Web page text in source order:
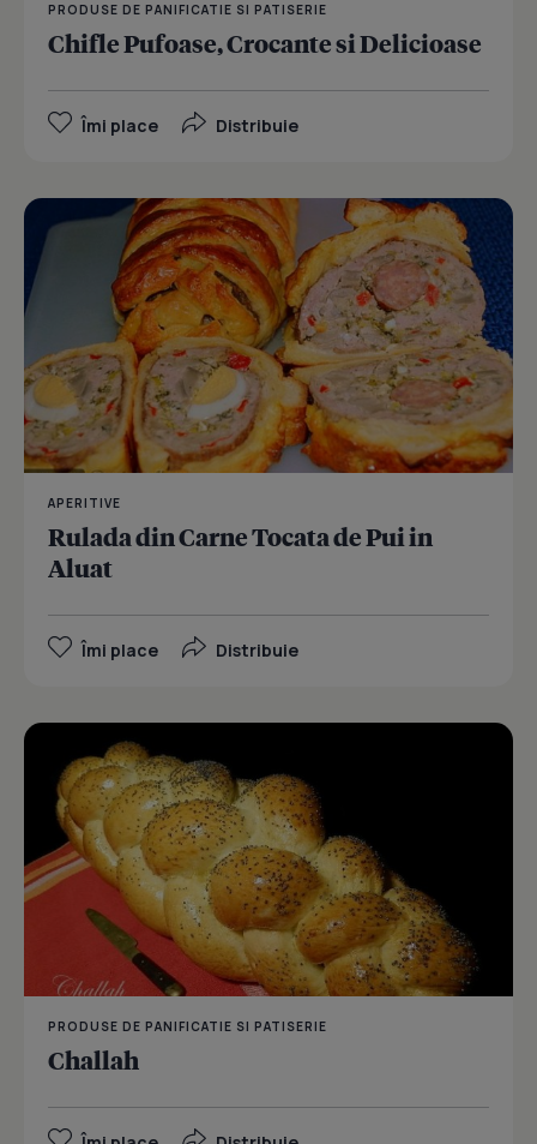
PRODUSE DE PANIFICATIE SI PATISERIE
Chifle Pufoase, Crocante si Delicioase
Îmi place Distribuie
APERITIVE
Rulada din Carne Tocata de Pui in
Aluat
Îmi place Distribuie
PRODUSE DE PANIFICATIE SI PATISERIE
Challah